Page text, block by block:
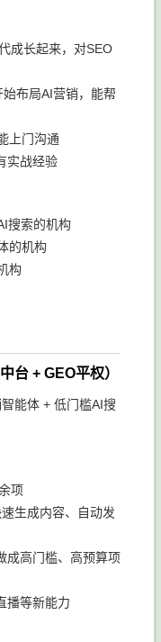
成长起来，对SEO
布局AI营销，能帮
上门沟通
实战经验
搜索的机构
的机构
构
台 + GEO平权）
能体 + 低门槛AI搜
项
生成内容、自动发
成高门槛、高预算项
播等新能力